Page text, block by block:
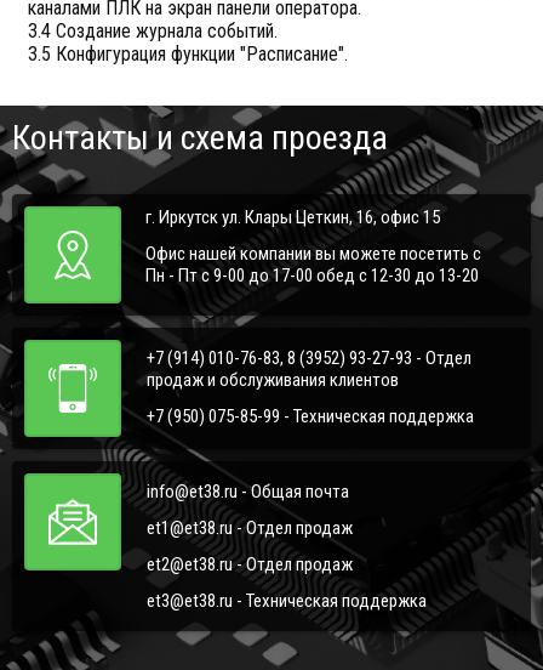
каналами ПЛК на экран панели оператора.
3.4 Создание журнала событий.
3.5 Конфигурация функции "Расписание".
Контакты и схема проезда
г. Иркутск ул. Клары Цеткин, 16, офис 15
Офис нашей компании вы можете посетить с
Пн - Пт с 9-00 до 17-00 обед с 12-30 до 13-20
+7 (914) 010-76-83, 8 (3952) 93-27-93 - Отдел
продаж и обслуживания клиентов
+7 (950) 075-85-99 - Техническая поддержка
info@et38.ru - Общая почта
et1@et38.ru - Отдел продаж
et2@et38.ru - Отдел продаж
et3@et38.ru - Техническая поддержка